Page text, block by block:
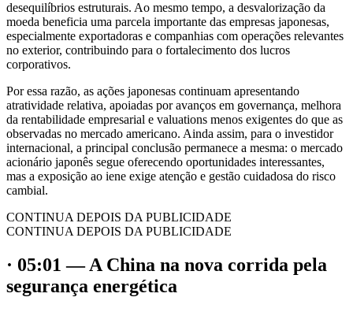
desequilíbrios estruturais. Ao mesmo tempo, a desvalorização da
moeda beneficia uma parcela importante das empresas japonesas,
especialmente exportadoras e companhias com operações relevantes
no exterior, contribuindo para o fortalecimento dos lucros
corporativos.
Por essa razão, as ações japonesas continuam apresentando
atratividade relativa, apoiadas por avanços em governança, melhora
da rentabilidade empresarial e valuations menos exigentes do que as
observadas no mercado americano. Ainda assim, para o investidor
internacional, a principal conclusão permanece a mesma: o mercado
acionário japonês segue oferecendo oportunidades interessantes,
mas a exposição ao iene exige atenção e gestão cuidadosa do risco
cambial.
CONTINUA DEPOIS DA PUBLICIDADE
CONTINUA DEPOIS DA PUBLICIDADE
· 05:01 — A China na nova corrida pela
segurança energética